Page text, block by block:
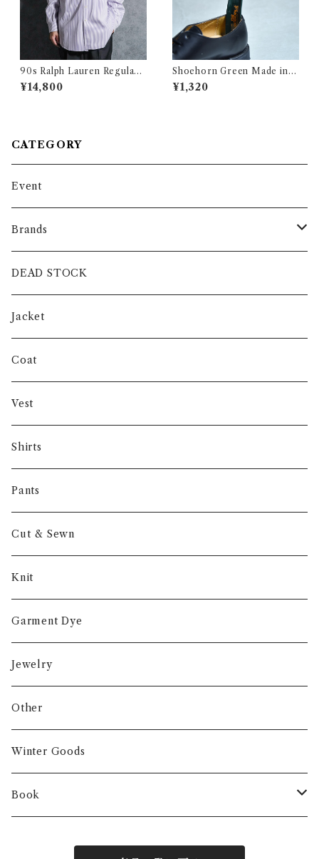
90s Ralph Lauren Regular
Collar Purple Regular Shirt
s ラルフローレン レギュラー
¥14,800
Shoehorn Green Made in U
SA シューホーン グリーン
¥1,320
CATEGORY
Event
Brands
intch.
SHUREN
INVERTERE
Gambert
NORIEI
Other
DEAD STOCK
Jacket
Coat
Vest
Shirts
Pants
Cut & Sewn
Knit
Garment Dye
Jewelry
Other
Winter Goods
Book